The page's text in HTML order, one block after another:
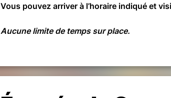
Vous pouvez arriver à l’horaire indiqué et
Aucune limite de temps sur place.